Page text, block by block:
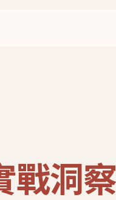
戰洞察